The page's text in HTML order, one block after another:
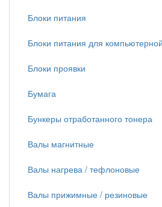
Блоки питания
Блоки питания для
Блоки проявки
Бумага
Бункеры отработанного тонера
Валы магнитные
Валы нагрева / тефлоновые
Валы прижимные / резиновые